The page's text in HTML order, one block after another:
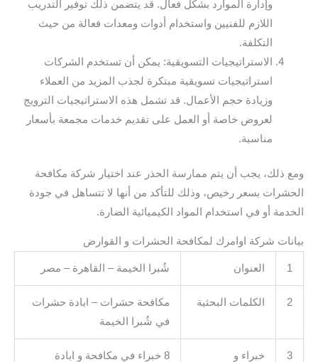
وإدارة الموارد بشكل فعال. قد يتضمن ذلك توفير التدريب
اللازم للفنيين واستخدام أدوات ومعدات فعالة من حيث
التكلفة.
الاستراتيجيات التسويقية: يمكن أن تستخدم الشركات
استراتيجيات تسويقية مبتكرة لجذب المزيد من العملاء
وزيادة حجم الأعمال. قد تشمل هذه الاستراتيجيات الترويج
لعروض خاصة أو العمل على تقديم خدمات مجمعة بأسعار
مناسبة.
ومع ذلك، يجب أن يتم ممارسة الحذر عند اختيار شركة مكافحة
الحشرات بسعر رخيص، وذلك للتأكد من أنها لا تتساهل في جودة
الخدمة أو في استخدام المواد الكيميائية الضارة.
بيانات شركة اوامرك لمكافحة الحشرات و القوارض
1 العنوان شُبرا الخيمة – القاهرة – مصر
2 الكلمات البحثية
مكافحة حشرات – ابادة حشرات
في شُبرا الخيمة
3
خبراء و
8 خبراء في مكافحة و ابادة